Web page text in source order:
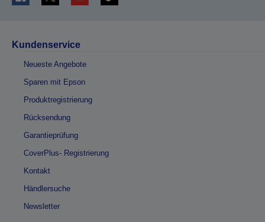
Kundenservice
Neueste Angebote
Sparen mit Epson
Produktregistrierung
Rücksendung
Garantieprüfung
CoverPlus- Registrierung
Kontakt
Händlersuche
Newsletter